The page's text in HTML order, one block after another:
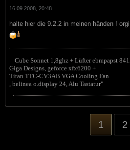
16.09.2008, 20:48
halte hier die 9.2.2 in meinen händen !
Cube Sonnet 1,8ghz + Lüfter ebmpapst
Giga Designs, geforce xfx6200 +
Titan TTC-CV3AB VGA Cooling Fan
, belinea o.display 24, Alu Tastatur"
1 2